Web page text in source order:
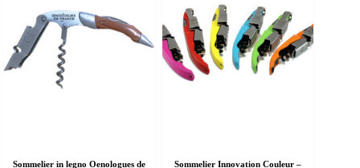
Sommelier in legno Oenologues de
Sommelier Innovation Couleur –